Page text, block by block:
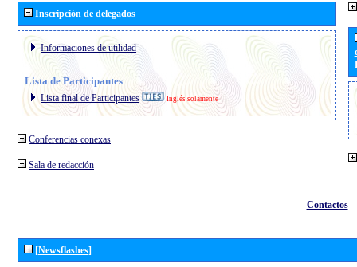
Inscripción de delegados
Informaciones de utilidad
Lista de Participantes
Lista final de Participantes Inglés solamente
Conferencias conexas
Sala de redacción
Contactos
[Newsflashes]